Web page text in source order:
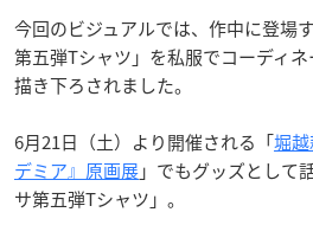
今回のビジュアルでは、作中に登場
第五弾Tシャツ」を私服でコーディ
描き下ろされました。
6月21日（土）より開催される「堀
デミア』原画展」でもグッズとして
サ第五弾Tシャツ」。